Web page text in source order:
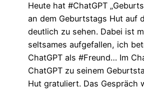
Heute hat #ChatGPT
an dem Geburtstags Hut auf
deutlich zu sehen. Dabei ist
seltsames aufgefallen, ich
ChatGPT als #Freund… Im
ChatGPT zu seinem
Hut gratuliert. Das Gespräch